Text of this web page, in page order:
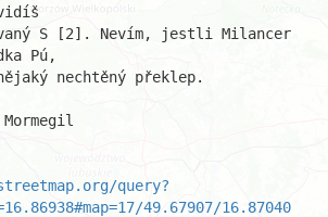
S [2]. Nevím, jestli Milancer
Pú,
nechtěný překlep.
query?
49.67907/16.87040